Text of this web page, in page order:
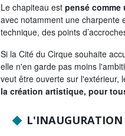
Le chapiteau est pensé
avec notamment une charpente
technique, des points
Si la Cité du Cirque souhaite
elle n'en garde pas moins
veut être ouverte sur l'extérieur,
la création artistique, pour
L'INAUGURATION